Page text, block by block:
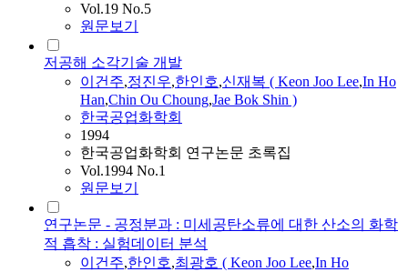
Vol.19 No.5
원문보기
저공해 소각기술 개발
이건주,정진우,한인호,신재복 ( Keon Joo Lee,In Ho
Han,Chin Ou Choung,Jae Bok Shin )
한국공업화학회
1994
한국공업화학회 연구논문 초록집
Vol.1994 No.1
원문보기
연구논문 - 공정분과 : 미세공탄소류에 대한 산소의 화학
적 흡착 : 실험데이터 분석
이건주,한인호,최광호 ( Keon Joo Lee,In Ho